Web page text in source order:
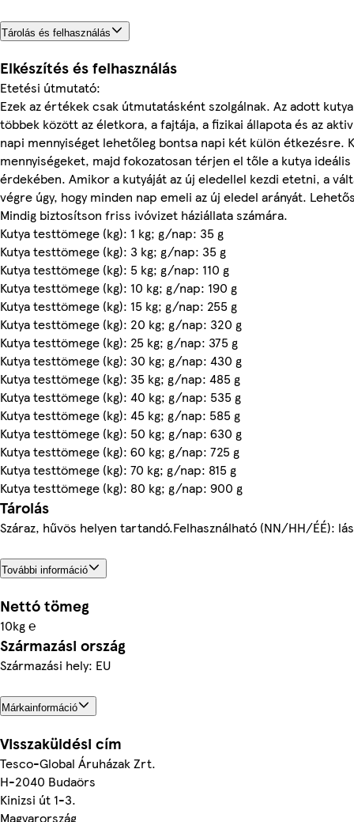
Tárolás és felhasználás
Elkészítés és felhasználás
Etetési útmutató:
Ezek az értékek csak útmutatásként szolgálnak. Az adott
többek között az életkora, a fajtája, a fizikai állapota és az
napi mennyiséget lehetőleg bontsa napi két külön étkezésre.
mennyiségeket, majd fokozatosan térjen el tőle a kutya
érdekében. Amikor a kutyáját az új eledellel kezdi etetni, a
végre úgy, hogy minden nap emeli az új eledel arányát.
Mindig biztosítson friss ivóvizet háziállata számára.
Kutya testtömege (kg): 1 kg; g/nap: 35 g
Kutya testtömege (kg): 3 kg; g/nap: 35 g
Kutya testtömege (kg): 5 kg; g/nap: 110 g
Kutya testtömege (kg): 10 kg; g/nap: 190 g
Kutya testtömege (kg): 15 kg; g/nap: 255 g
Kutya testtömege (kg): 20 kg; g/nap: 320 g
Kutya testtömege (kg): 25 kg; g/nap: 375 g
Kutya testtömege (kg): 30 kg; g/nap: 430 g
Kutya testtömege (kg): 35 kg; g/nap: 485 g
Kutya testtömege (kg): 40 kg; g/nap: 535 g
Kutya testtömege (kg): 45 kg; g/nap: 585 g
Kutya testtömege (kg): 50 kg; g/nap: 630 g
Kutya testtömege (kg): 60 kg; g/nap: 725 g
Kutya testtömege (kg): 70 kg; g/nap: 815 g
Kutya testtömege (kg): 80 kg; g/nap: 900 g
Tárolás
Száraz, hűvös helyen tartandó.Felhasználható (NN/HH/ÉÉ):
További információ
Nettó tömeg
10kg ℮
Származási ország
Származási hely: EU
Márkainformáció
Visszaküldési cím
Tesco-Global Áruházak Zrt.
H-2040 Budaörs
Kinizsi út 1-3.
Magyarország